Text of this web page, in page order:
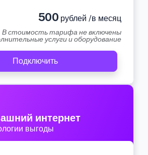
500 рублей /в месяц
В стоимость тарифа не включены
услуги и оборудование
Подключить
интернет
выгоды